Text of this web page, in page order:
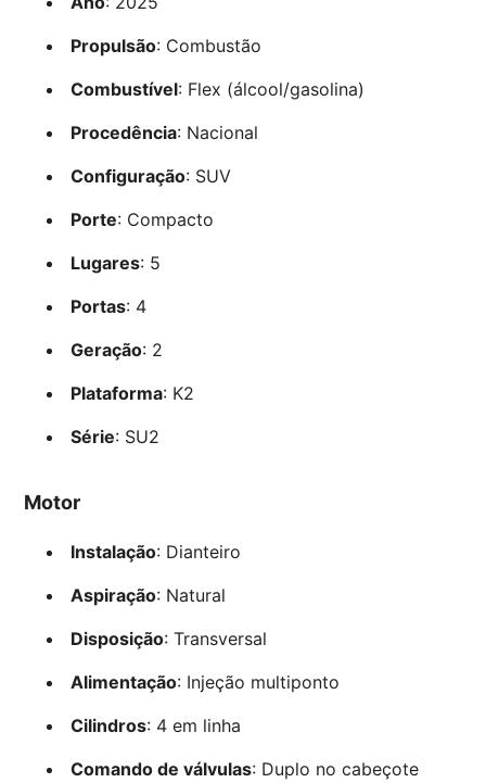
Propulsão: Combustão
Combustível: Flex (álcool/gasolina)
Procedência: Nacional
Configuração: SUV
Porte: Compacto
Lugares: 5
Portas: 4
Geração: 2
Plataforma: K2
Série: SU2
Motor
Instalação: Dianteiro
Aspiração: Natural
Disposição: Transversal
Alimentação: Injeção multiponto
Cilindros: 4 em linha
Comando de válvulas: Duplo no cabeçote